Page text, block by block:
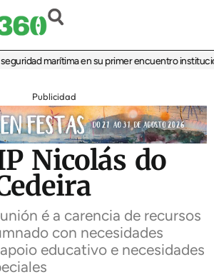
marítima en su primer encuentro institucional
Publicidad
Nicolás do
é a carencia de recursos
con necesidades
educativo e necesidades